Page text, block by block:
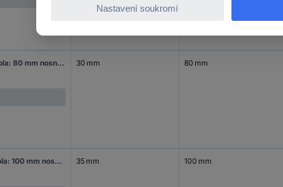
dörner + helmer 728541 728541 kolečko Ø kola: 80 mm nosnost (max.): 100 kg 1 ks 30 mm 80 mm
dörner + helmer 728551 728551 kolečko Ø kola: 100 mm nosnost (max.): 150 kg 1 ks 35 mm 100 mm